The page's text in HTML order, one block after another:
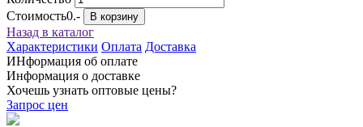
Стоимость0.- В корзину
Назад в каталог
Характеристики Оплата Доставка
ИНформация об оплате
Информация о доставке
Хочешь узнать оптовые цены?
Запрос цен